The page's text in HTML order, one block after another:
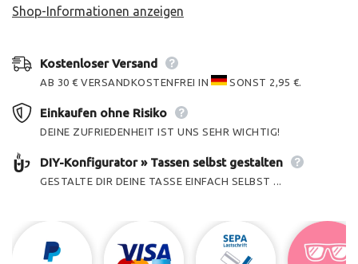
Shop-Informationen anzeigen
Kostenloser Versand
AB 30 € VERSANDKOSTENFREI IN SONST 2,95 €.
Einkaufen ohne Risiko
DEINE ZUFRIEDENHEIT IST UNS SEHR WICHTIG!
DIY-Konfigurator » Tassen selbst gestalten
GESTALTE DIR DEINE TASSE EINFACH SELBST ...